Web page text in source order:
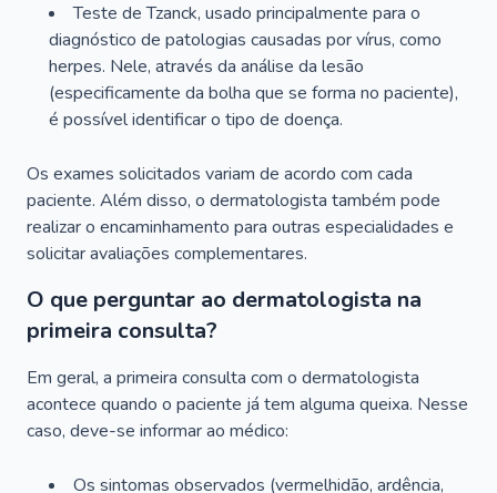
Teste de Tzanck, usado principalmente para o
diagnóstico de patologias causadas por vírus, como
herpes. Nele, através da análise da lesão
(especificamente da bolha que se forma no paciente),
é possível identificar o tipo de doença.
Os exames solicitados variam de acordo com cada
paciente. Além disso, o dermatologista também pode
realizar o encaminhamento para outras especialidades e
solicitar avaliações complementares.
O que perguntar ao dermatologista na
primeira consulta?
Em geral, a primeira consulta com o dermatologista
acontece quando o paciente já tem alguma queixa. Nesse
caso, deve-se informar ao médico:
Os sintomas observados (vermelhidão, ardência,